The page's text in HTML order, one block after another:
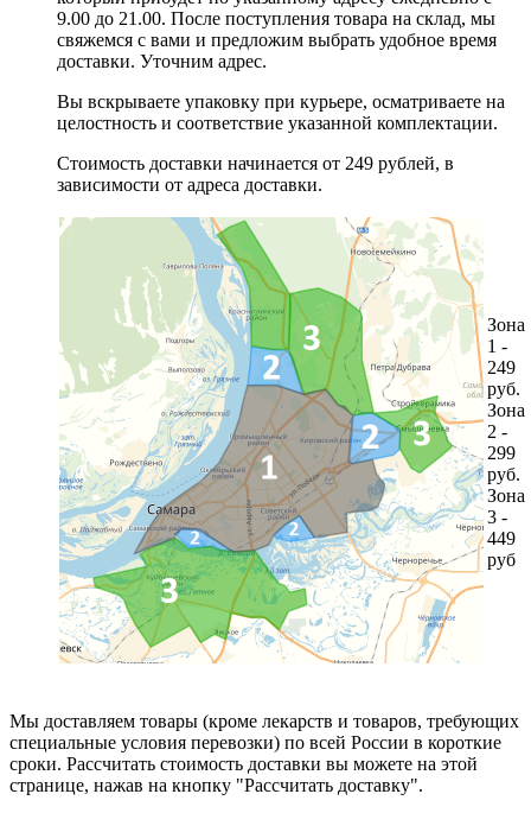
9.00 до 21.00. После поступления товара на склад, мы
свяжемся с вами и предложим выбрать удобное время
доставки. Уточним адрес.
Вы вскрываете упаковку при курьере, осматриваете на
целостность и соответствие указанной комплектации.
Стоимость доставки начинается от 249 рублей, в
зависимости от адреса доставки.
Зона
1 -
249
руб.
Зона
2 -
299
руб.
Зона
3 -
449
руб
Мы доставляем товары (кроме лекарств и товаров, требующих
специальные условия перевозки) по всей России в короткие
сроки. Рассчитать стоимость доставки вы можете на этой
странице, нажав на кнопку "Рассчитать доставку".